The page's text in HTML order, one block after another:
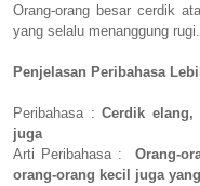
Orang-orang besar cerdik
yang selalu menanggung rugi.
Penjelasan Peribahasa
Peribahasa : Cerdik
juga
Arti Peribahasa :Orang-
orang-orang kecil juga